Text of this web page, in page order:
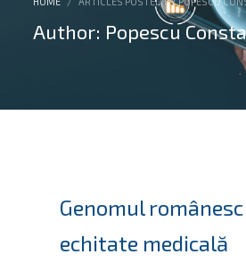
Author: Popescu
Genomul
echitate medicală